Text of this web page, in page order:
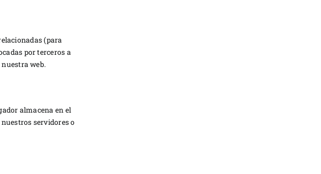
(para
por terceros a
web.
almacena en el
servidores o